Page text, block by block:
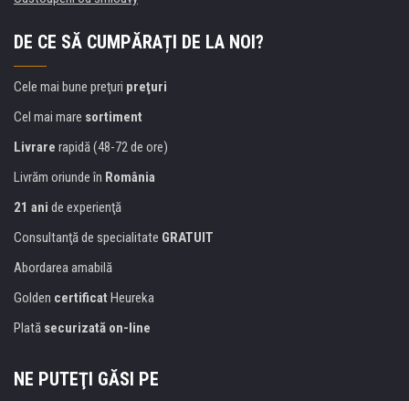
DE CE SĂ CUMPĂRAȚI DE LA NOI?
Cele mai bune preţuri preţuri
Cel mai mare sortiment
Livrare rapidă (48-72 de ore)
Livrăm oriunde în România
21 ani de experienţă
Consultanţă de specialitate GRATUIT
Abordarea amabilă
Golden certificat Heureka
Plată securizată on-line
NE PUTEŢI GĂSI PE